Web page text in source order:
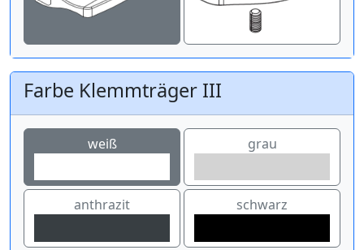
Farbe Klemmträger III
weiß grau
anthrazit schwarz